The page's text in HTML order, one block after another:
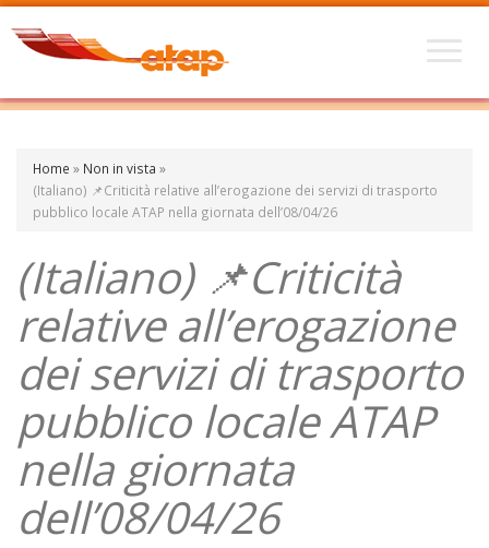
Home » Non in vista »
(Italiano) 📌Criticità relative all’erogazione dei servizi di trasporto
pubblico locale ATAP nella giornata dell’08/04/26
(Italiano) 📌Criticità
relative all’erogazione
dei servizi di trasporto
pubblico locale ATAP
nella giornata
dell’08/04/26